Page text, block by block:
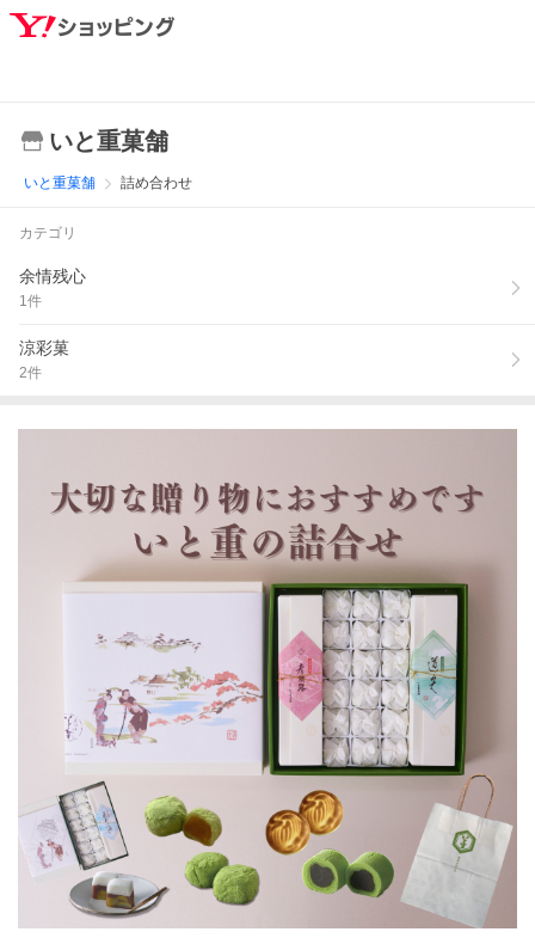
いと重菓舗
いと重菓舗 詰め合わせ
カテゴリ
余情残心
1件
涼彩菓
2件